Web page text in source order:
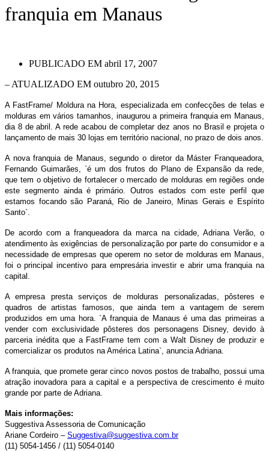
franquia em Manaus
PUBLICADO EM abril 17, 2007
– ATUALIZADO EM outubro 20, 2015
A FastFrame/ Moldura na Hora, especializada em confecções de telas e
molduras em vários tamanhos, inaugurou a primeira franquia em Manaus,
dia 8 de abril. A rede acabou de completar dez anos no Brasil e projeta o
lançamento de mais 30 lojas em território nacional, no prazo de dois anos.
A nova franquia de Manaus, segundo o diretor da Máster Franqueadora,
Fernando Guimarães, `é um dos frutos do Plano de Expansão da rede,
que tem o objetivo de fortalecer o mercado de molduras em regiões onde
este segmento ainda é primário. Outros estados com este perfil que
estamos focando são Paraná, Rio de Janeiro, Minas Gerais e Espírito
Santo`.
De acordo com a franqueadora da marca na cidade, Adriana Verão, o
atendimento às exigências de personalização por parte do consumidor e a
necessidade de empresas que operem no setor de molduras em Manaus,
foi o principal incentivo para empresária investir e abrir uma franquia na
capital.
A empresa presta serviços de molduras personalizadas, pôsteres e
quadros de artistas famosos, que ainda tem a vantagem de serem
produzidos em uma hora. `A franquia de Manaus é uma das primeiras a
vender com exclusividade pôsteres dos personagens Disney, devido à
parceria inédita que a FastFrame tem com a Walt Disney de produzir e
comercializar os produtos na América Latina`, anuncia Adriana.
A franquia, que promete gerar cinco novos postos de trabalho, possui uma
atração inovadora para a capital e a perspectiva de crescimento é muito
grande por parte de Adriana.
Mais informações:
Suggestiva Assessoria de Comunicação
Ariane Cordeiro – Suggestiva@suggestiva.com.br
(11) 5054-1456 / (11) 5054-0140